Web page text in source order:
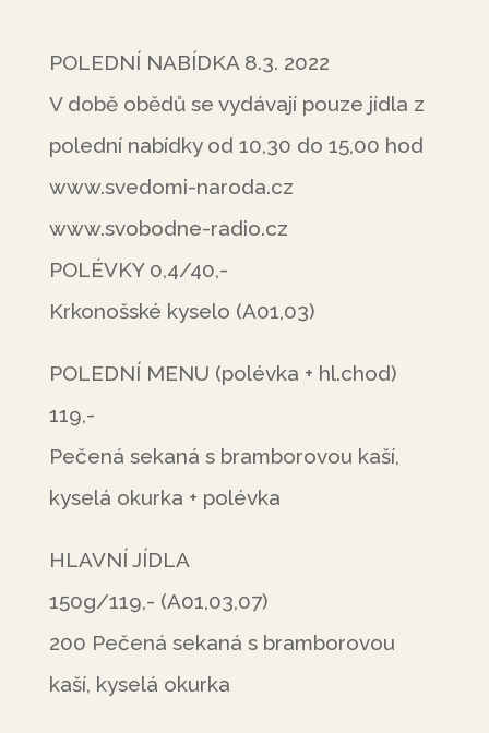
POLEDNÍ NABÍDKA 8.3. 2022
V době obědů se vydávají pouze jídla z
polední nabídky od 10,30 do 15,00 hod
www.svedomi-naroda.cz
www.svobodne-radio.cz
POLÉVKY 0,4/40,-
Krkonošské kyselo (A01,03)
POLEDNÍ MENU (polévka + hl.chod)
119,-
Pečená sekaná s bramborovou kaší,
kyselá okurka + polévka
HLAVNÍ JÍDLA
150g/119,- (A01,03,07)
200 Pečená sekaná s bramborovou
kaší, kyselá okurka